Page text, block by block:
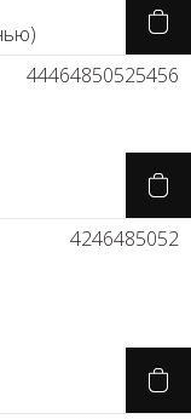
44464850525456
4246485052